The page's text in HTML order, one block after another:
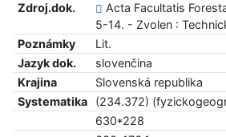
Zdroj.dok.
Acta Facultatis
5-14. - Zvolen :
Poznámky
Lit.
Jazyk dok.
slovenčina
Krajina
Slovenská republika
Systematika
(234.372)
630*228